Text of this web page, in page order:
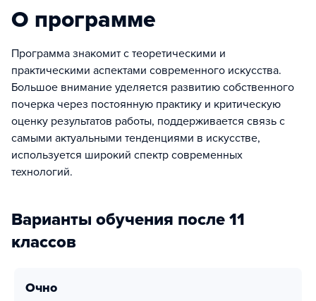
О программе
Программа знакомит с теоретическими и
практическими аспектами современного искусства.
Большое внимание уделяется развитию собственного
почерка через постоянную практику и критическую
оценку результатов работы, поддерживается связь с
самыми актуальными тенденциями в искусстве,
используется широкий спектр современных
технологий.
Варианты обучения после 11
классов
очно